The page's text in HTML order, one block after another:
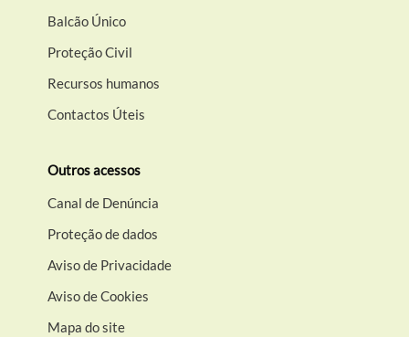
Balcão Único
Proteção Civil
Recursos humanos
Contactos Úteis
Outros acessos
Canal de Denúncia
Proteção de dados
Aviso de Privacidade
Aviso de Cookies
Mapa do site